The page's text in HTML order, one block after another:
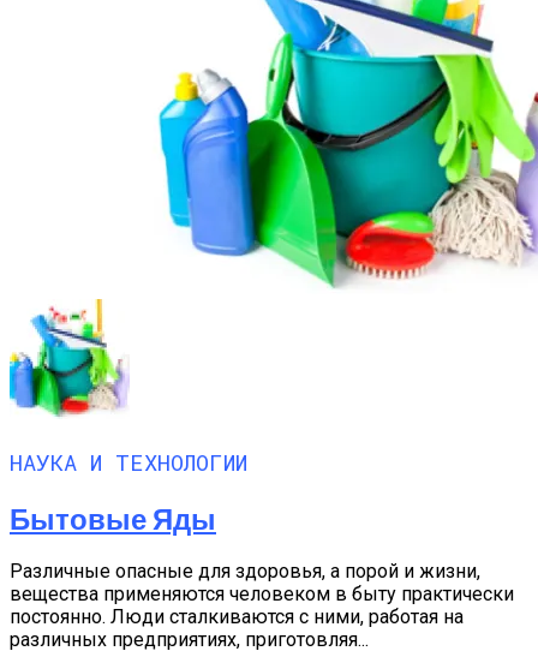
НАУКА И ТЕХНОЛОГИИ
Бытовые Яды
Различные опасные для здоровья, а порой и жизни,
вещества применяются человеком в быту практически
постоянно. Люди сталкиваются с ними, работая на
различных предприятиях, приготовляя...